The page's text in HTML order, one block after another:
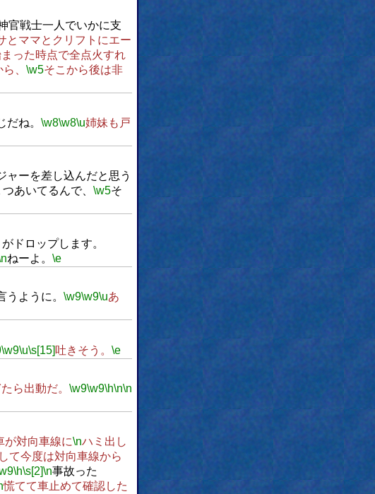
官戦士一人でいかに支
とママとクリフトにエー
った時点で全点火すれ
、 \w5そこから後は非
ね。 \w8\w8\u姉妹も戸
ャーを差し込んだと思う
あいてるんで、 \w5そ
ドロップします。
ねーよ。 \e
ように。 \w9\w9\uあ
\w9\u\s[15]吐きそう。 \e
ら出動だ。 \w9\w9\h\n\n
が対向車線に\nハミ出し
て今度は対向車線から
\h\s[2]\n事故った
慌てて車止めて確認した